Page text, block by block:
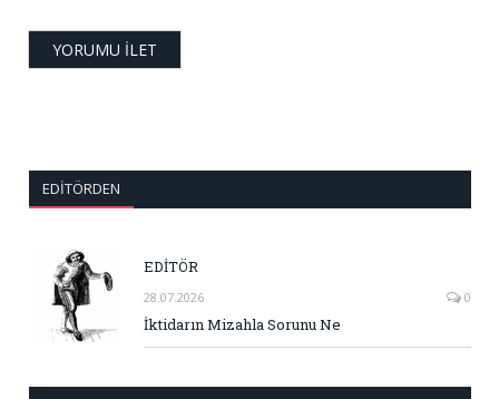
EDITÖRDEN
EDİTÖR
28.07.2026 0
İktidarın Mizahla Sorunu Ne